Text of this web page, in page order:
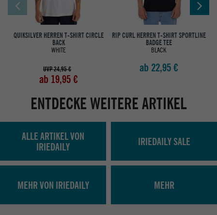
QUIKSILVER HERREN T-SHIRT CIRCLE
BACK
WHITE
UVP 24,95 €
ab 19,95 €
RIP CURL HERREN T-SHIRT SPORTLINE
BADGE TEE
BLACK
ab 22,95 €
ENTDECKE WEITERE ARTIKEL
ALLE ARTIKEL VON
IRIEDAILY
IRIEDAILY SALE
MEHR VON IRIEDAILY MEHR